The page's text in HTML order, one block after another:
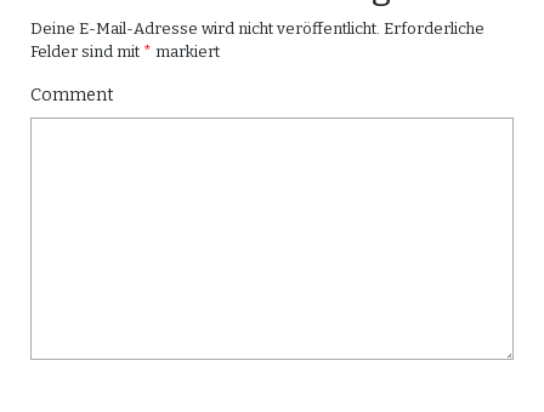
Deine E-Mail-Adresse wird nicht veröffentlicht. Erforderliche
Felder sind mit * markiert
Comment